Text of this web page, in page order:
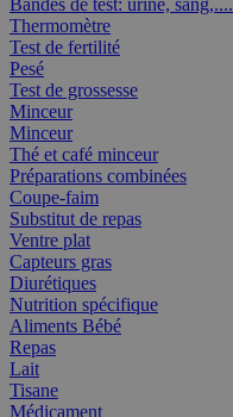
Bandes de test: urine, sang,....
Thermomètre
Test de fertilité
Pesé
Test de grossesse
Minceur
Minceur
Thé et café minceur
Préparations combinées
Coupe-faim
Substitut de repas
Ventre plat
Capteurs gras
Diurétiques
Nutrition spécifique
Aliments Bébé
Repas
Lait
Tisane
Médicament